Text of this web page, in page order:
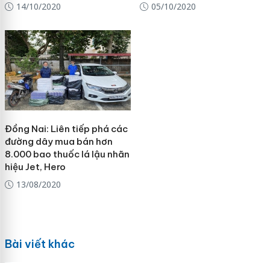
14/10/2020
05/10/2020
Đồng Nai: Liên tiếp phá các
đường dây mua bán hơn
8.000 bao thuốc lá lậu nhãn
hiệu Jet, Hero
13/08/2020
Bài viết khác